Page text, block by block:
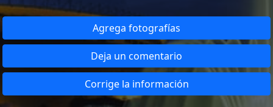
Agrega fotografías
Deja un comentario
Corrige la información